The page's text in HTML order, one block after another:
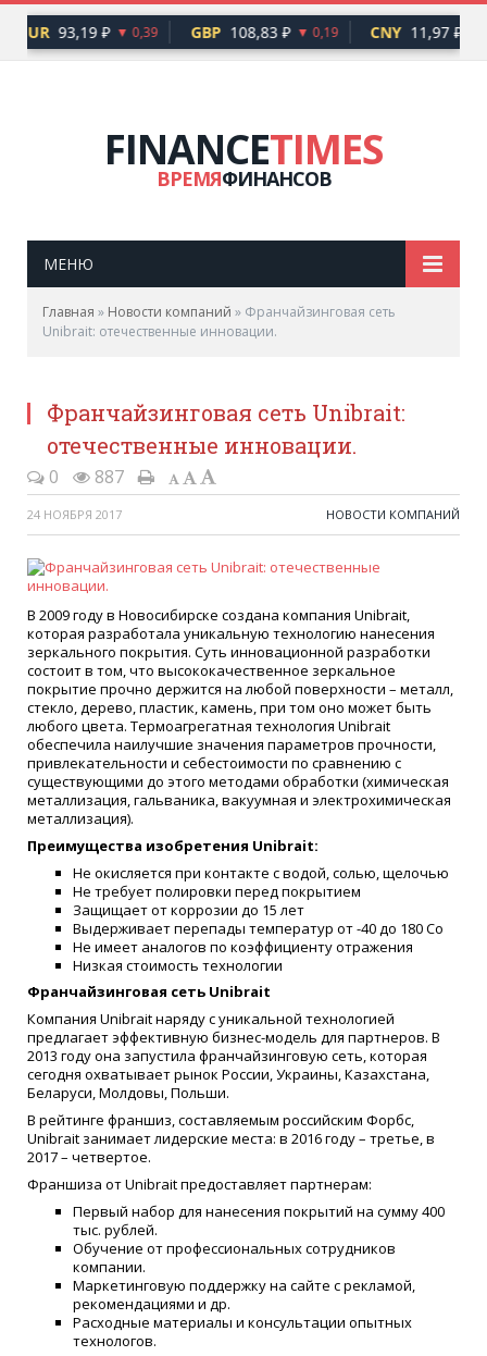
EUR 93,19 ₽ ▼ 0,39 GBP 108,83 ₽ ▼ 0,19 CNY 11,97 ₽
FINANCETIMES
ВРЕМЯФИНАНСОВ
МЕНЮ
Главная » Новости компаний » Франчайзинговая сеть
Unibrait: отечественные инновации.
Франчайзинговая сеть Unibrait:
отечественные инновации.
0 887
24 НОЯБРЯ 2017 НОВОСТИ КОМПАНИЙ
В 2009 году в Новосибирске создана компания Unibrait,
которая разработала уникальную технологию нанесения
зеркального покрытия. Суть инновационной разработки
состоит в том, что высококачественное зеркальное
покрытие прочно держится на любой поверхности – металл,
стекло, дерево, пластик, камень, при том оно может быть
любого цвета. Термоагрегатная технология Unibrait
обеспечила наилучшие значения параметров прочности,
привлекательности и себестоимости по сравнению с
существующими до этого методами обработки (химическая
металлизация, гальваника, вакуумная и электрохимическая
металлизация).
Преимущества изобретения Unibrait:
Не окисляется при контакте с водой, солью, щелочью
Не требует полировки перед покрытием
Защищает от коррозии до 15 лет
Выдерживает перепады температур от -40 до 180 Со
Не имеет аналогов по коэффициенту отражения
Низкая стоимость технологии
Франчайзинговая сеть Unibrait
Компания Unibrait наряду с уникальной технологией
предлагает эффективную бизнес-модель для партнеров. В
2013 году она запустила франчайзинговую сеть, которая
сегодня охватывает рынок России, Украины, Казахстана,
Беларуси, Молдовы, Польши.
В рейтинге франшиз, составляемым российским Форбс,
Unibrait занимает лидерские места: в 2016 году – третье, в
2017 – четвертое.
Франшиза от Unibrait предоставляет партнерам:
Первый набор для нанесения покрытий на сумму 400
тыс. рублей.
Обучение от профессиональных сотрудников
компании.
Маркетинговую поддержку на сайте с рекламой,
рекомендациями и др.
Расходные материалы и консультации опытных
технологов.